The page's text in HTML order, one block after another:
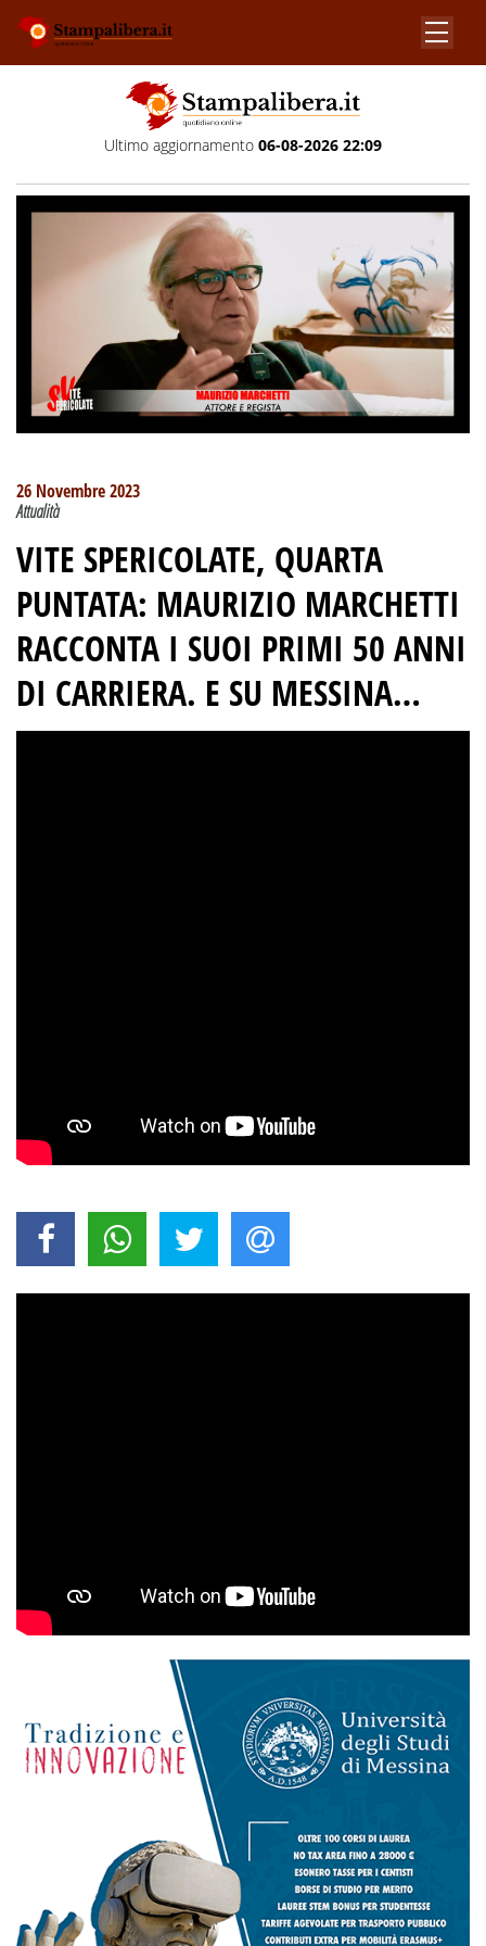
Ultimo aggiornamento 06-08-2026 22:09
26 Novembre 2023
Attualità
VITE SPERICOLATE, QUARTA
PUNTATA: MAURIZIO MARCHETTI
RACCONTA I SUOI PRIMI 50 ANNI
DI CARRIERA. E SU MESSINA…